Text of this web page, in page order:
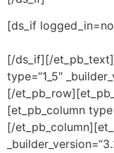
[ds_if
[/ds_if][/
type=“1_5″
[/
[et_pb_column
[/